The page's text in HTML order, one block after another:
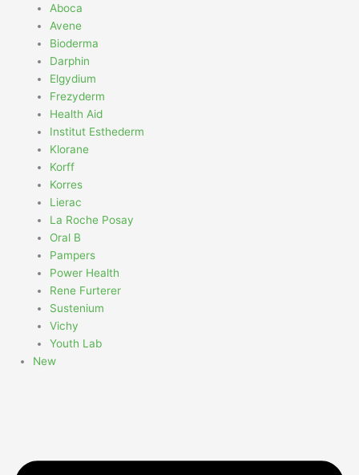
Aboca
Avene
Bioderma
Darphin
Elgydium
Frezyderm
Health Aid
Institut Esthederm
Klorane
Korff
Korres
Lierac
La Roche Posay
Oral B
Pampers
Power Health
Rene Furterer
Sustenium
Vichy
Youth Lab
New